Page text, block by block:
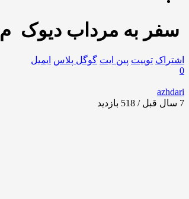
️ سفر به مرداب دیوک ️ م
اشتراک توییت پین ایت گوگل‌ پلاس ایمیل
0
azhdari
7 سال قبل / 518
بازدید